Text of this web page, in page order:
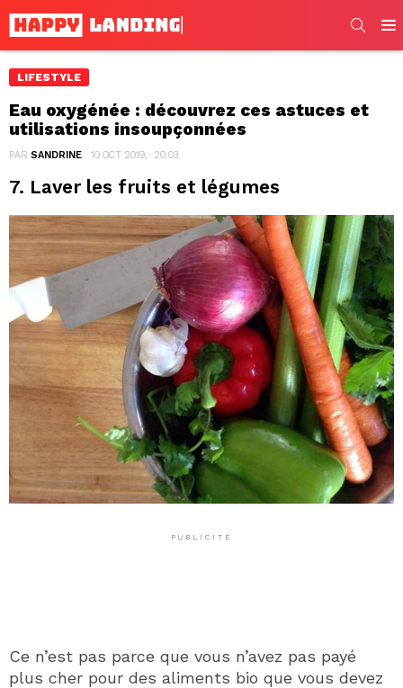
LIFESTYLE
Eau oxygénée : découvrez ces astuces et
utilisations insoupçonnées
PAR SANDRINE 10 OCT 2019, · 20:03
7. Laver les fruits et légumes
PUBLICITÉ
Ce n’est pas parce que vous n’avez pas payé
plus cher pour des aliments bio que vous devez